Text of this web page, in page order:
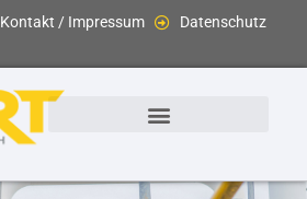
Kontakt / Impressum
Datenschutz